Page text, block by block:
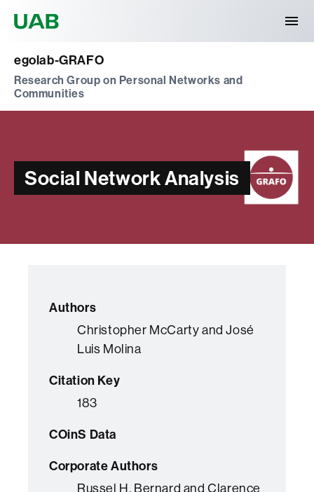
egolab-GRAFO
Research Group on Personal Networks and
Communities
Social Network Analysis
Authors
Christopher McCarty and José
Luis Molina
Citation Key
183
COinS Data
Corporate Authors
Russel H. Bernard and Clarence